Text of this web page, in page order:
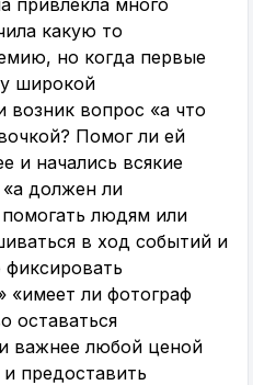
какую то
но когда первые
широкой
возник вопрос «а что
Помог ли ей
и начались всякие
должен ли
людям или
в ход событий и
фиксировать
«имеет ли фотограф
оставаться
важнее любой ценой
предоставить